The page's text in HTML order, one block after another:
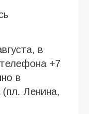
в
+7
в
Ленина,